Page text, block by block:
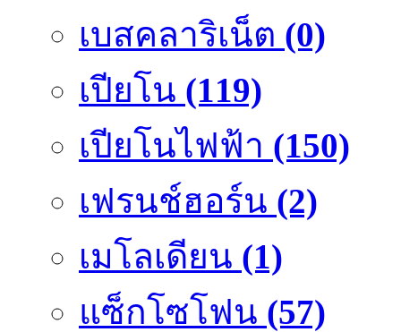
เบสคลาริเน็ต (0)
เปียโน (119)
เปียโนไฟฟ้า (150)
เฟรนช์ฮอร์น (2)
เมโลเดียน (1)
แซ็กโซโฟน (57)